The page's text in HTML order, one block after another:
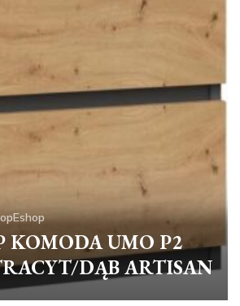
KOMODA UMO P2
DĄB ARTISAN